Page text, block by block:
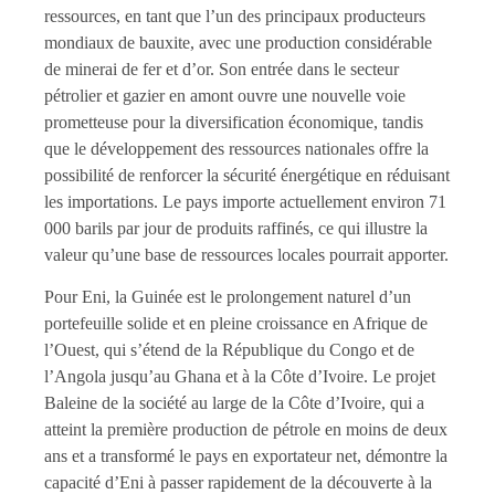
ressources, en tant que l’un des principaux producteurs
mondiaux de bauxite, avec une production considérable
de minerai de fer et d’or. Son entrée dans le secteur
pétrolier et gazier en amont ouvre une nouvelle voie
prometteuse pour la diversification économique, tandis
que le développement des ressources nationales offre la
possibilité de renforcer la sécurité énergétique en réduisant
les importations. Le pays importe actuellement environ 71
000 barils par jour de produits raffinés, ce qui illustre la
valeur qu’une base de ressources locales pourrait apporter.
Pour Eni, la Guinée est le prolongement naturel d’un
portefeuille solide et en pleine croissance en Afrique de
l’Ouest, qui s’étend de la République du Congo et de
l’Angola jusqu’au Ghana et à la Côte d’Ivoire. Le projet
Baleine de la société au large de la Côte d’Ivoire, qui a
atteint la première production de pétrole en moins de deux
ans et a transformé le pays en exportateur net, démontre la
capacité d’Eni à passer rapidement de la découverte à la